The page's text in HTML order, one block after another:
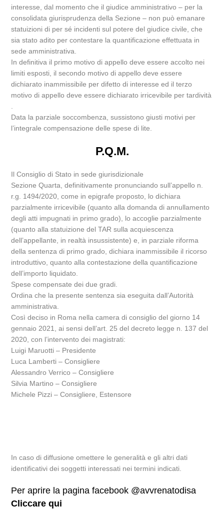
interesse, dal momento che il giudice amministrativo – per la
consolidata giurisprudenza della Sezione – non può emanare
statuizioni di per sé incidenti sul potere del giudice civile, che
sia stato adito per contestare la quantificazione effettuata in
sede amministrativa.
In definitiva il primo motivo di appello deve essere accolto nei
limiti esposti, il secondo motivo di appello deve essere
dichiarato inammissibile per difetto di interesse ed il terzo
motivo di appello deve essere dichiarato irricevibile per tardività
Data la parziale soccombenza, sussistono giusti motivi per
l’integrale compensazione delle spese di lite.
P.Q.M.
Il Consiglio di Stato in sede giurisdizionale
Sezione Quarta, definitivamente pronunciando sull’appello n.
r.g. 1494/2020, come in epigrafe proposto, lo dichiara
parzialmente irricevibile (quanto alla domanda di annullamento
degli atti impugnati in primo grado), lo accoglie parzialmente
(quanto alla statuizione del TAR sulla acquiescenza
dell’appellante, in realtà insussistente) e, in parziale riforma
della sentenza di primo grado, dichiara inammissibile il ricorso
introduttivo, quanto alla contestazione della quantificazione
dell’importo liquidato.
Spese compensate dei due gradi.
Ordina che la presente sentenza sia eseguita dall’Autorità
amministrativa.
Così deciso in Roma nella camera di consiglio del giorno 14
gennaio 2021, ai sensi dell’art. 25 del decreto legge n. 137 del
2020, con l’intervento dei magistrati:
Luigi Maruotti – Presidente
Luca Lamberti – Consigliere
Alessandro Verrico – Consigliere
Silvia Martino – Consigliere
Michele Pizzi – Consigliere, Estensore
In caso di diffusione omettere le generalità e gli altri dati
identificativi dei soggetti interessati nei termini indicati.
Per aprire la pagina facebook @avvrenatodisa
Cliccare qui